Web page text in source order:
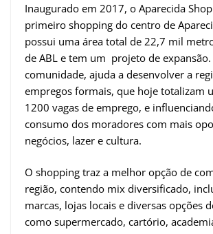
Inaugurado em 2017, o Aparecida
primeiro shopping do centro de
possui uma área total de 22,7 mil
de ABL e tem um projeto de
comunidade, ajuda a desenvolver a
empregos formais, que hoje totalizam
1200 vagas de emprego, e
consumo dos moradores com mais
negócios, lazer e cultura.
O shopping traz a melhor opção de
região, contendo mix diversificado,
marcas, lojas locais e diversas opções
como supermercado, cartório,